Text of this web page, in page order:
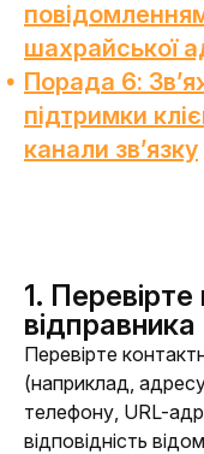
шахрайської
Порада 6:
підтримки
канали зв’язку
1.
відправника
Перевірте
(наприклад,
телефону, URL-
відповідність